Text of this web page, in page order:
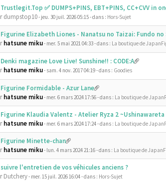
Trustlegit.Top ✅ DUMPS+PINS, EBT+PINS, CC+CVV in
dumpstop10- jeu. 30 juil. 2026 05:15- dans : Hors-Sujet
Figurine Elizabeth Liones - Nanatsu no Taizai: Fundo no
hatsune miku- mer. 5 mai 2021 04:33- dans : La boutique de
Denki magazine Love Live! Sunshine!! : CODE:A
hatsune miku- sam. 4 nov. 2017 04:19- dans : Goodies
Figurine Formidable - Azur Lane
hatsune miku- mer. 6 mars 2024 17:56- dans : La boutique de
Figurine Klaudia Valentz - Atelier Ryza 2
hatsune miku- mer. 6 mars 2024 17:24- dans : La boutique de
Figurine Minette-chan
hatsune miku- lun. 4 mars 2024 21:16- dans : La boutique de
suivre l'entretien de vos véhicules anciens ?
Dutchery- mer. 15 juil. 2026 16:04- dans : Hors-Sujet